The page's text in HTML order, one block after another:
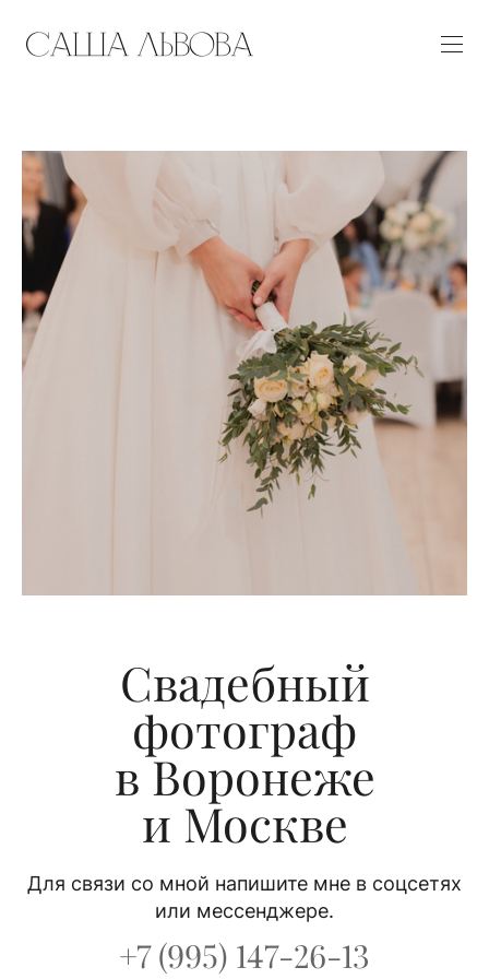
Свадебный
фотограф
в Воронеже
и Москве
Для связи со мной напишите мне в соцсетях
или мессенджере.
+7 (995) 147-26-13